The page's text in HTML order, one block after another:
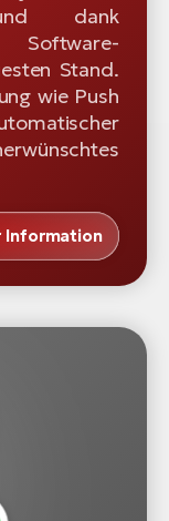
dank
Software-
Stand.
wie Push
Information